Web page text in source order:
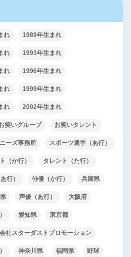
れ 1989年生まれ
れ 1993年生まれ
れ 1996年生まれ
れ 1999年生まれ
れ 2002年生まれ
笑いグループ お笑いタレント
ーズ事務所 スポーツ選手（あ行）
（か行） タレント（た行）
行） 俳優（か行） 兵庫県
声優（あ行） 大阪府
愛知県 東京都
社スターダストプロモーション
神奈川県 福岡県 野球